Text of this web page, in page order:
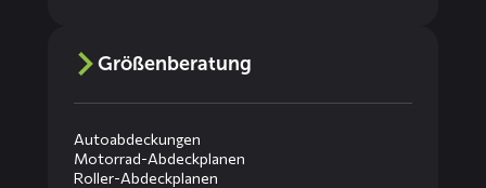
Größenberatung
Autoabdeckungen
Motorrad-Abdeckplanen
Roller-Abdeckplanen